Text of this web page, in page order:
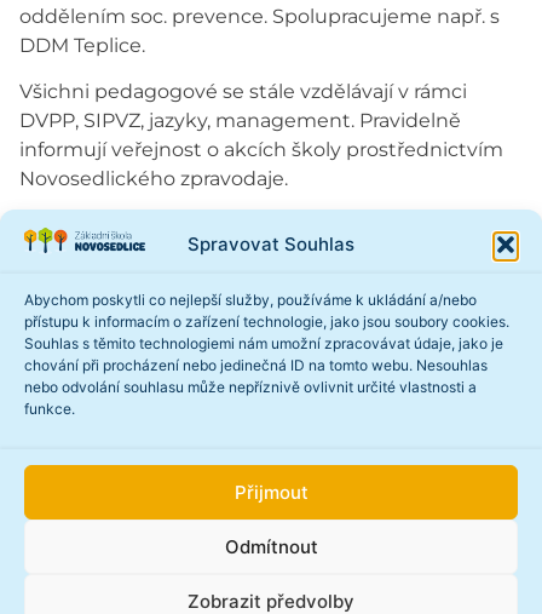
Spravovat Souhlas
Abychom poskytli co nejlepší služby, používáme k ukládání a/nebo
přístupu k informacím o zařízení technologie, jako jsou soubory cookies.
Souhlas s těmito technologiemi nám umožní zpracovávat údaje, jako je
chování při procházení nebo jedinečná ID na tomto webu. Nesouhlas
nebo odvolání souhlasu může nepříznivě ovlivnit určité vlastnosti a
funkce.
Přijmout
Odmítnout
Zobrazit předvolby
oddělením soc. prevence. Spolupracujeme např. s
DDM Teplice.
Všichni pedagogové se stále vzdělávají v rámci
DVPP, SIPVZ, jazyky, management. Pravidelně
informují veřejnost o akcích školy prostřednictvím
Novosedlického zpravodaje.
Škola aktivně vyhledává sponzory, sleduje nabídky
projektů, grantů.